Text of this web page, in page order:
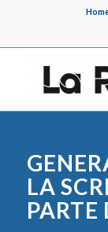
LA
PARTE